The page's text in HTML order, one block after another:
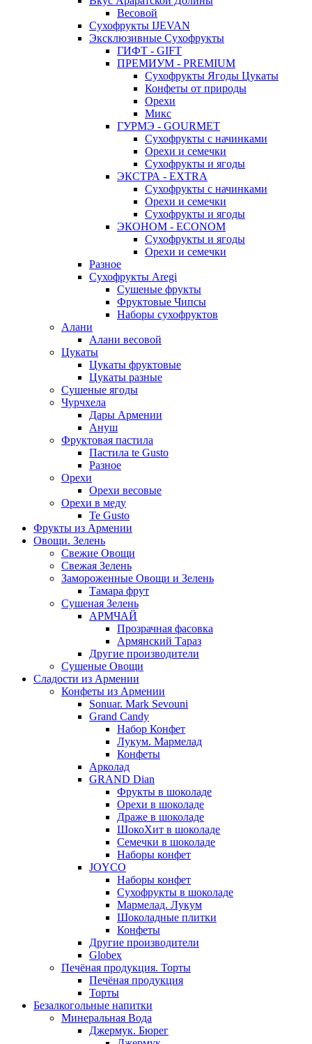
Весовой
Сухофрукты IJEVAN
Эксклюзивные Сухофрукты
ГИФТ - GIFT
ПРЕМИУМ - PREMIUM
Сухофрукты Ягоды Цукаты
Конфеты от природы
Орехи
Микс
ГУРМЭ - GOURMET
Сухофрукты с начинками
Орехи и семечки
Сухофрукты и ягоды
ЭКСТРА - EXTRA
Сухофрукты с начинками
Орехи и семечки
Сухофрукты и ягоды
ЭКОНОМ - ECONOM
Сухофрукты и ягоды
Орехи и семечки
Разное
Сухофрукты Aregi
Сушеные фрукты
Фруктовые Чипсы
Наборы сухофруктов
Алани
Алани весовой
Цукаты
Цукаты фруктовые
Цукаты разные
Сушеные ягоды
Чурчхела
Дары Армении
Ануш
Фруктовая пастила
Пастила te Gusto
Разное
Орехи
Орехи весовые
Орехи в меду
Te Gusto
Фрукты из Армении
Овощи. Зелень
Свежие Овощи
Свежая Зелень
Замороженные Овощи и Зелень
Тамара фрут
Сушеная Зелень
АРМЧАЙ
Прозрачная фасовка
Армянский Тараз
Другие производители
Сушеные Овощи
Сладости из Армении
Конфеты из Армении
Sonuar. Mark Sevouni
Grand Candy
Набор Конфет
Лукум. Мармелад
Конфеты
Арколад
GRAND Dian
Фрукты в шоколаде
Орехи в шоколаде
Драже в шоколаде
ШокоХит в шоколаде
Семечки в шоколаде
Наборы конфет
JOYCO
Наборы конфет
Сухофрукты в шоколаде
Мармелад. Лукум
Шоколадные плитки
Конфеты
Другие производители
Globex
Печёная продукция. Торты
Печёная продукция
Торты
Безалкогольные напитки
Минеральная Вода
Джермук. Бюрег